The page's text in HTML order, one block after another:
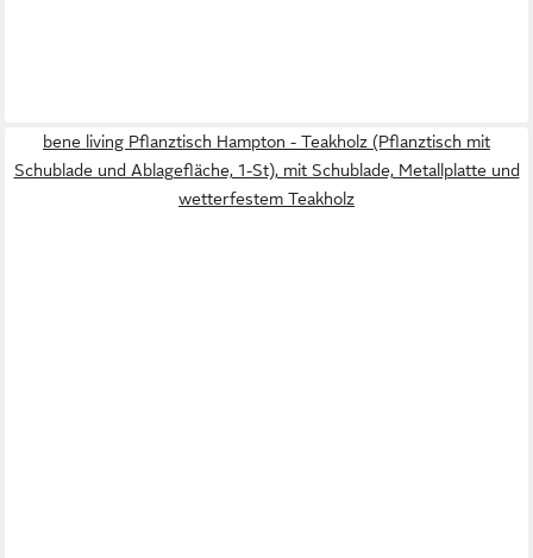
bene living Pflanztisch Hampton - Teakholz (Pflanztisch mit
Schublade und Ablagefläche, 1-St), mit Schublade, Metallplatte und
wetterfestem Teakholz